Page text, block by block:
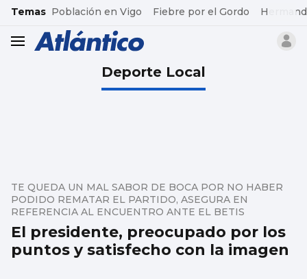
common.go-to-content
Temas Población en Vigo Fiebre por el Gordo
header.menu.open
Deporte Local
El presidente, preocupado por los
puntos y satisfecho con la imagen
TE QUEDA UN MAL SABOR DE BOCA POR NO HABER
PODIDO REMATAR EL PARTIDO, ASEGURA EN
REFERENCIA AL ENCUENTRO ANTE EL BETIS